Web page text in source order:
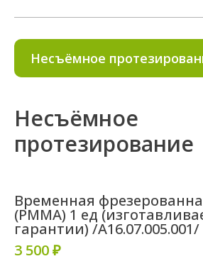
Несъёмное
Несъёмное
протезирование
Временная
(PMMA) 1 ед
гарантии) /A16.07.005.001/
3 500 ₽